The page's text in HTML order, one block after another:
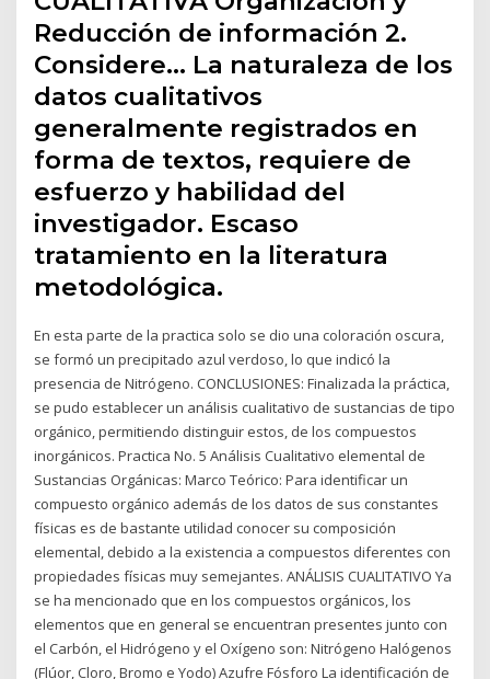
Reducción de información 2.
Considere… La naturaleza de los
datos cualitativos
generalmente registrados en
forma de textos, requiere de
esfuerzo y habilidad del
investigador. Escaso
tratamiento en la literatura
metodológica.
En esta parte de la practica solo se dio una coloración oscura,
se formó un precipitado azul verdoso, lo que indicó la
presencia de Nitrógeno. CONCLUSIONES: Finalizada la práctica,
se pudo establecer un análisis cualitativo de sustancias de tipo
orgánico, permitiendo distinguir estos, de los compuestos
inorgánicos. Practica No. 5 Análisis Cualitativo elemental de
Sustancias Orgánicas: Marco Teórico: Para identificar un
compuesto orgánico además de los datos de sus constantes
físicas es de bastante utilidad conocer su composición
elemental, debido a la existencia a compuestos diferentes con
propiedades físicas muy semejantes. ANÁLISIS CUALITATIVO Ya
se ha mencionado que en los compuestos orgánicos, los
elementos que en general se encuentran presentes junto con
el Carbón, el Hidrógeno y el Oxígeno son: Nitrógeno Halógenos
(Flúor, Cloro, Bromo e Yodo) Azufre Fósforo La identificación de